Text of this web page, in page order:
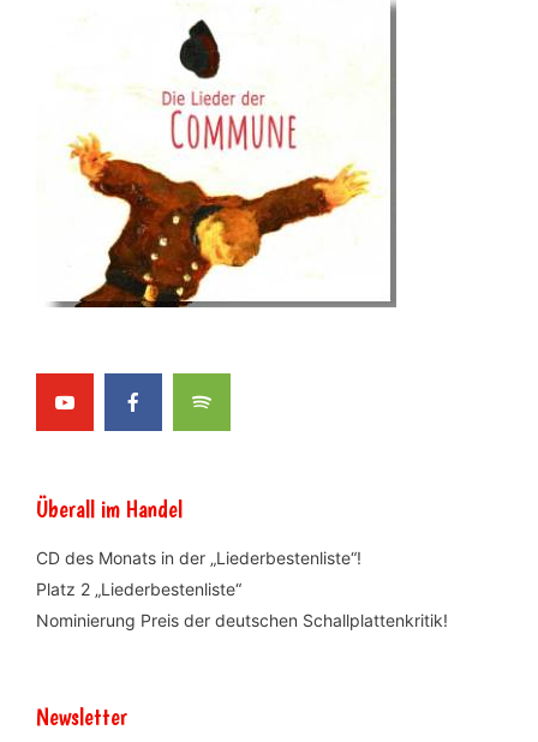
Überall im Handel
CD des Monats in der „Liederbestenliste“!
Platz 2 „Liederbestenliste“
Nominierung Preis der deutschen Schallplattenkritik!
Newsletter